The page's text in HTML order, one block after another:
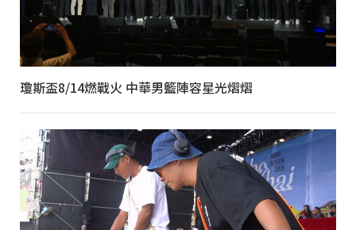
瓊斯盃8/14燃戰火 中華男籃陣容星光熠熠